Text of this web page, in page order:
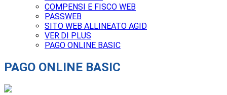
COMPENSI E FISCO WEB
PASSWEB
SITO WEB ALLINEATO AGID
VER.DI PLUS
PAGO ONLINE BASIC
PAGO ONLINE BASIC